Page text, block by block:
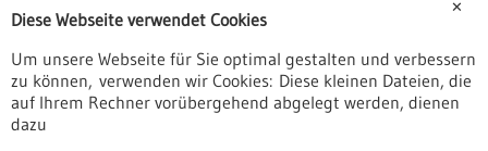
MDR & IVDR Treff BW
✕
Diese Webseite verwendet Cookies
Um unsere Webseite für Sie optimal gestalten und verbessern
zu können, verwenden wir Cookies: Diese kleinen Dateien, die
auf Ihrem Rechner vorübergehend abgelegt werden, dienen
dazu